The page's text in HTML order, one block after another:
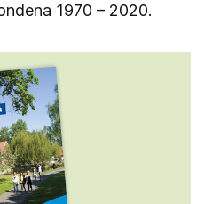
1970 – 2020.